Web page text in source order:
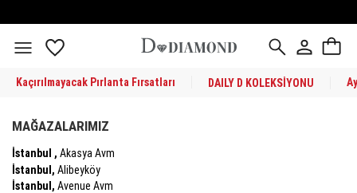
Kaçırılmayacak Pırlanta Fırsatları DAILY D KOLEKSİYONU
MAĞAZALARIMIZ
İstanbul , Akasya Avm
İstanbul, Alibeyköy
İstanbul, Avenue Avm